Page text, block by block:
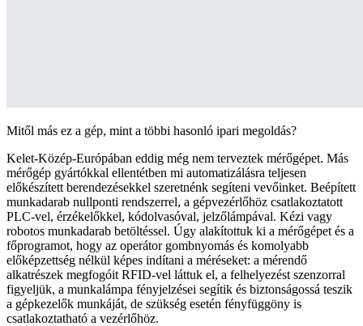
Mitől más ez a gép, mint a többi hasonló ipari megoldás?
Kelet-Közép-Európában eddig még nem terveztek mérőgépet. Más
mérőgép gyártókkal ellentétben mi automatizálásra teljesen
előkészített berendezésekkel szeretnénk segíteni vevőinket. Beépített
munkadarab nullponti rendszerrel, a gépvezérlőhöz csatlakoztatott
PLC-vel, érzékelőkkel, kódolvasóval, jelzőlámpával. Kézi vagy
robotos munkadarab betöltéssel. Úgy alakítottuk ki a mérőgépet és a
főprogramot, hogy az operátor gombnyomás és komolyabb
előképzettség nélkül képes indítani a méréseket: a mérendő
alkatrészek megfogóit RFID-vel láttuk el, a felhelyezést szenzorral
figyeljük, a munkalámpa fényjelzései segítik és biztonságossá teszik
a gépkezelők munkáját, de szükség esetén fényfüggöny is
csatlakoztatható a vezérlőhöz.